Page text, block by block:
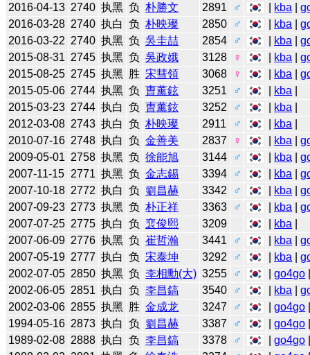
2016-04-13 2740 执黑 负 朴勝文 2891 ♂ kba |
2016-03-28 2740 执白 负 朴映璨 2850 ♂ kba |
2016-03-22 2740 执黑 负 吳圭喆 2854 ♂ kba |
2015-08-31 2745 执黑 负 吳政娥 3128 ♀ kba |
2015-08-25 2745 执黑 胜 宋彗領 3068 ♀ kba |
2015-05-06 2744 执黑 负 曺薰鉉 3251 ♂ kba
2015-03-23 2744 执白 负 曺薰鉉 3252 ♂ kba
2012-03-08 2743 执白 负 朴映璨 2911 ♂ kba
2010-07-16 2748 执白 负 金善美 2837 ♀ kba |
2009-05-01 2758 执黑 负 徐能旭 3144 ♂ kba |
2007-11-15 2771 执黑 负 金志錫 3394 ♂ kba |
2007-10-18 2772 执白 负 劉昌赫 3342 ♂ kba |
2007-09-23 2773 执黑 负 朴正祥 3363 ♂ kba |
2007-07-25 2775 执白 负 裵俊熙 3209 kba
2007-06-09 2776 执黑 负 崔哲瀚 3441 ♂ kba |
2007-05-19 2777 执白 负 宋泰坤 3292 ♂ kba |
2002-07-05 2850 执黑 负 李相勳(大) 3255 ♂ |go4go
2002-06-05 2851 执白 负 李昌鎬 3540 ♂ kba |
2002-03-06 2855 执黑 胜 金成龙 3247 ♂ |go4go
1994-05-16 2873 执白 负 劉昌赫 3387 ♂ |go4go
1989-02-08 2888 执白 负 李昌鎬 3378 ♂ |go4go